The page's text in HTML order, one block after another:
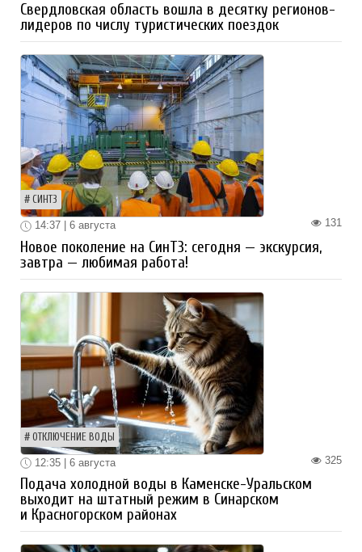
Свердловская область вошла в десятку регионов-
лидеров по числу туристических поездок
СИНТЗ
131
14:37 | 6 августа
Новое поколение на СинТЗ: сегодня — экскурсия,
завтра — любимая работа!
ОТКЛЮЧЕНИЕ ВОДЫ
325
12:35 | 6 августа
Подача холодной воды в Каменске-Уральском
выходит на штатный режим в Синарском
и Красногорском районах